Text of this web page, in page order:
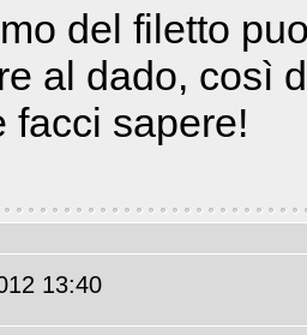
del filetto
al dado, così
facci sapere!
13:40